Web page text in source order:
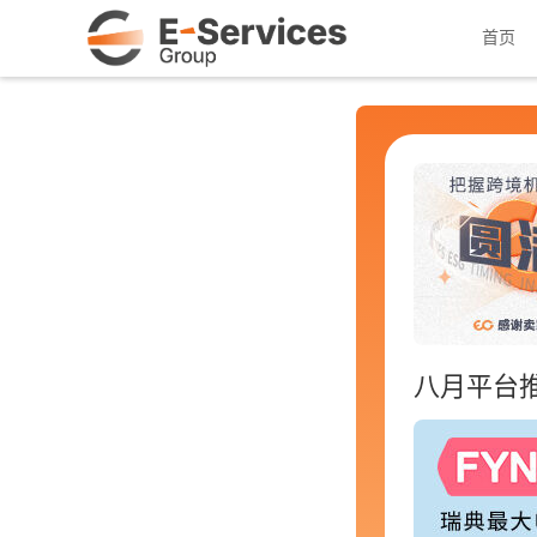
首页
八月平台